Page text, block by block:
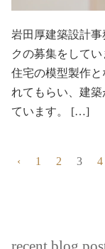
岩田厚建築設計
クの募集をして
住宅の模型製作
れてもらい、建
ています。 […]
‹ 1 2 3 4
recent blog